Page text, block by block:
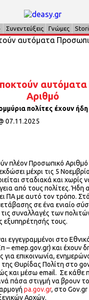
Συνεντεύξεις Γνώμες
Αριθμό
πολίτες έχουν ήδη
07.11.2025
πλέον Προσωπικό Αριθμό
μέχρι τις 5
σταδιακά και χωρίς
από τους πολίτες. Ήδη
ΠΑ με αυτό τον τρόπο.
σε ένα ενιαίο
συναλλαγές των
εξυπηρέτησής τους.
εγγεγραμμένοι στο
– emep.gov.gr) και έχουν
επικοινωνία,
Θυρίδας Πολίτη στο
και μέσω email. Σε κάθε
πάσα στιγμή να βρουν
pa.gov.gr, στο
Αρχών.